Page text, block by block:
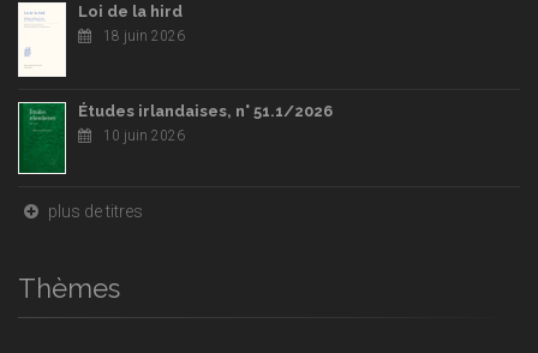
Loi de la hird
18 juin 2026
Études irlandaises, n° 51.1/2026
10 juin 2026
plus de titres
Thèmes